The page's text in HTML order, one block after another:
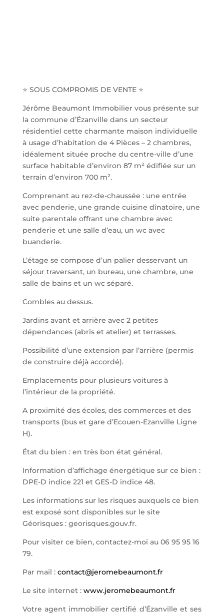
⭐️ SOUS COMPROMIS DE VENTE ⭐️
Jérôme Beaumont Immobilier vous présente sur
la commune d’Ézanville dans un secteur
résidentiel cette charmante maison individuelle
à usage d’habitation de 4 Pièces – 2 chambres,
idéalement située proche du centre-ville d’une
surface habitable d’environ 87 m² édifiée sur un
terrain d’environ 700 m².
Comprenant au rez-de-chaussée : une entrée
avec penderie, une grande cuisine dînatoire, une
suite parentale offrant une chambre avec
penderie et une salle d’eau, un wc avec
buanderie.
L’étage se compose d’un palier desservant un
séjour traversant, un bureau, une chambre, une
salle de bains et un wc séparé.
Combles au dessus.
Jardins avant et arrière avec 2 petites
dépendances (abris et atelier) et terrasses.
Possibilité d’une extension par l’arrière (permis
de construire déjà accordé).
Emplacements pour plusieurs voitures à
l’intérieur de la propriété.
A proximité des écoles, des commerces et des
transports (bus et gare d’Ecouen-Ezanville Ligne
H).
État du bien : en très bon état général.
Information d’affichage énergétique sur ce bien :
DPE-D indice 221 et GES-D indice 48.
Les informations sur les risques auxquels ce bien
est exposé sont disponibles sur le site
Géorisques : georisques.gouv.fr.
Pour visiter ce bien, contactez-moi au 06 95 95 16
79.
Par mail : contact@jeromebeaumont.fr
Le site internet : www.jeromebeaumont.fr
Votre agent immobilier certifié d’Ézanville et ses